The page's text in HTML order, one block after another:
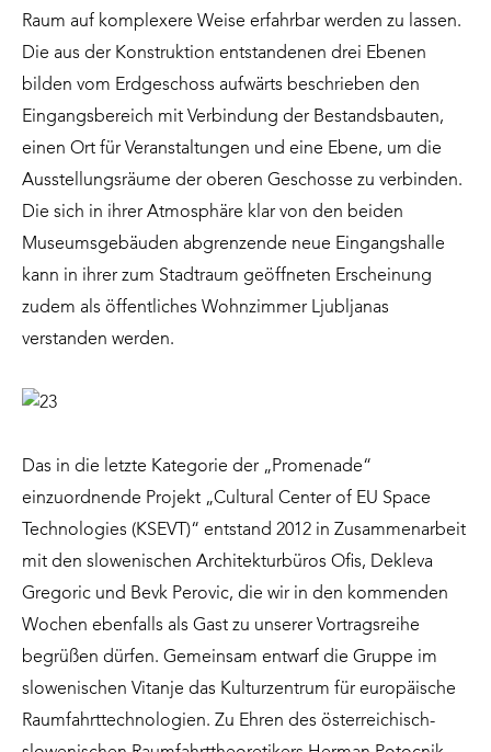
Raum auf komplexere Weise erfahrbar werden zu lassen.
Die aus der Konstruktion entstandenen drei Ebenen
bilden vom Erdgeschoss aufwärts beschrieben den
Eingangsbereich mit Verbindung der Bestandsbauten,
einen Ort für Veranstaltungen und eine Ebene, um die
Ausstellungsräume der oberen Geschosse zu verbinden.
Die sich in ihrer Atmosphäre klar von den beiden
Museumsgebäuden abgrenzende neue Eingangshalle
kann in ihrer zum Stadtraum geöffneten Erscheinung
zudem als öffentliches Wohnzimmer Ljubljanas
verstanden werden.
Das in die letzte Kategorie der „Promenade“
einzuordnende Projekt „Cultural Center of EU Space
Technologies (KSEVT)“ entstand 2012 in Zusammenarbeit
mit den slowenischen Architekturbüros Ofis, Dekleva
Gregoric und Bevk Perovic, die wir in den kommenden
Wochen ebenfalls als Gast zu unserer Vortragsreihe
begrüßen dürfen. Gemeinsam entwarf die Gruppe im
slowenischen Vitanje das Kulturzentrum für europäische
Raumfahrttechnologien. Zu Ehren des österreichisch-